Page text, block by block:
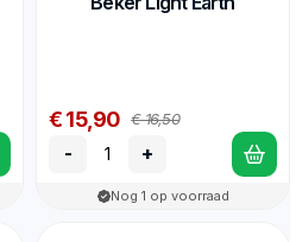
€ 15,90 € 16,50
- +
Nog 1 op voorraad